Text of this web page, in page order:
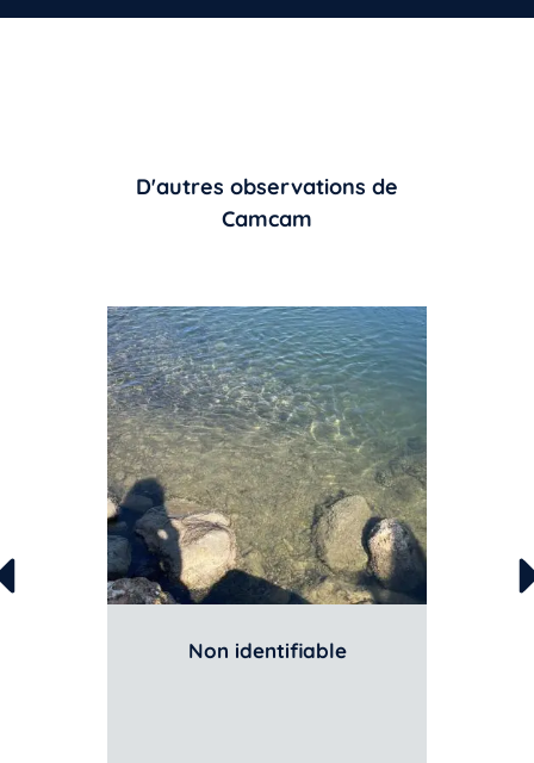
D'autres observations de
Camcam
Non identifiable